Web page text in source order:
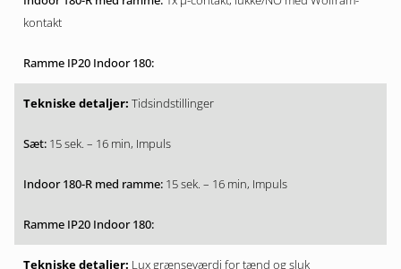
kontakt
Tidsindstillinger
15 sek. – 16 min, Impuls
15 sek. – 16 min, Impuls
Lux grænseværdi for tænd og sluk